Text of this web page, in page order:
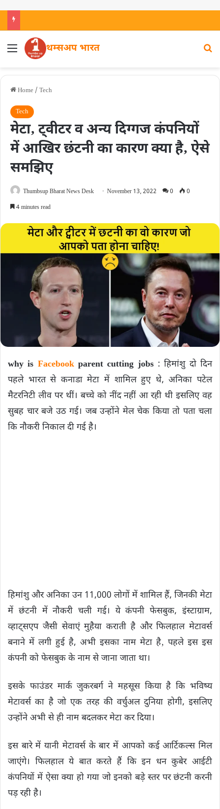
थम्सअप भारत
Home / Tech
Tech
मेटा‚ ट्वीटर व अन्य दिग्गज कंपनियों
में आखिर छंटनी का कारण क्या है‚ ऐसे
समझिए
Thumbsup Bharat News Desk November 13, 2022 0
0
4 minutes read
why is Facebookparent cutting jobs: हिमांशु दो दिन
पहले भारत से कनाडा मेटा में शामिल हुए थे, अनिका पटेल
मैटरनिटी लीव पर थीं। बच्चे को नींद नहीं आ रही थी इसलिए वह
सुबह चार बजे उठ गई। जब उन्होंने मेल चेक किया तो पता चला
कि नौकरी निकाल दी गई है।
हिमांशु और अनिका उन 11,000 लोगों में शामिल हैं, जिनकी मेटा
में छंटनी में नौकरी चली गई। ये कंपनी फेसबुक, इंस्टाग्राम,
व्हाट्सएप जैसी सेवाएं मुहैया कराती है और फिलहाल मेटावर्स
बनाने में लगी हुई है, अभी इसका नाम मेटा है‚ पहले इस इस
कंपनी को फेसबुक के नाम से जाना जाता था।
इसके फाउंडर मार्क जुकरबर्ग ने महसूस किया है कि भविष्य
मेटावर्स का है जो एक तरह की वर्चुअल दुनिया होगी, इसलिए
उन्होंने अभी से ही नाम बदलकर मेटा कर दिया।
इस बारे में यानी मेटावर्स के बार में आपको कई आर्टिकल्स मिल
जाएंगे। फिलहाल ये बात करते हैं कि इन धन कुबेर आईटी
कंपनियों में ऐसा क्या हो गया जो इनको बड़े स्तर पर छंटनी करनी
पड़ रही है।